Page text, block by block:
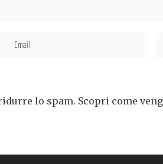
lo spam. Scopri come